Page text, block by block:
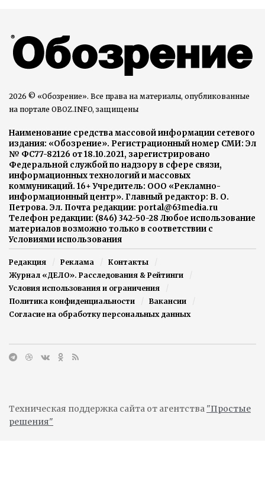
2026 © «Обозрение». Все права на материалы, опубликованные
на портале OBOZ.INFO, защищены
Наименование средства массовой информации сетевого
издания: «Обозрение». Регистрационный номер СМИ: Эл
№ ФС77-82126 от 18.10.2021, зарегистрировано
Федеральной службой по надзору в сфере связи,
информационных технологий и массовых
коммуникаций. 16+ Учредитель: ООО «Рекламно-
информационный центр». Главный редактор: В. О.
Петрова. Эл. Почта редакции: portal@63media.ru
Телефон редакции: (846) 342-50-28 Любое использование
материалов возможно только в соответствии с
Условиями использования
Редакция Реклама
Контакты
Журнал «ДЕЛО». Расследования & Рейтинги
Условия использования и ограничения
Политика конфиденциальности
Вакансии
Согласие на обработку персональных данных
Техническая поддержка сайта от агентства "Простые
решения"